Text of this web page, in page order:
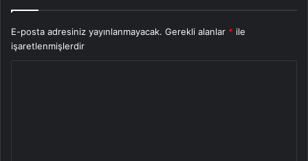
E-posta adresiniz yayınlanmayacak. Gerekli alanlar * ile
işaretlenmişlerdir